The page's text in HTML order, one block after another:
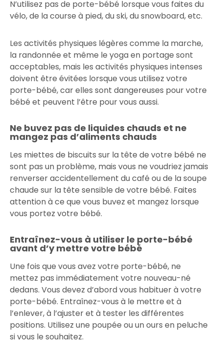
N’utilisez pas de porte-bébé lorsque vous faites du
vélo, de la course à pied, du ski, du snowboard, etc.
Les activités physiques légères comme la marche,
la randonnée et même le yoga en portage sont
acceptables, mais les activités physiques intenses
doivent être évitées lorsque vous utilisez votre
porte-bébé, car elles sont dangereuses pour votre
bébé et peuvent l’être pour vous aussi.
Ne buvez pas de liquides chauds et ne
mangez pas d’aliments chauds
Les miettes de biscuits sur la tête de votre bébé ne
sont pas un problème, mais vous ne voudriez jamais
renverser accidentellement du café ou de la soupe
chaude sur la tête sensible de votre bébé. Faites
attention à ce que vous buvez et mangez lorsque
vous portez votre bébé.
Entraînez-vous à utiliser le porte-bébé
avant d’y mettre votre bébé
Une fois que vous avez votre porte-bébé, ne
mettez pas immédiatement votre nouveau-né
dedans. Vous devez d’abord vous habituer à votre
porte-bébé. Entraînez-vous à le mettre et à
l’enlever, à l’ajuster et à tester les différentes
positions. Utilisez une poupée ou un ours en peluche
si vous le souhaitez.